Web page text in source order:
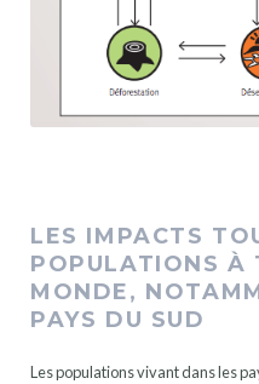
LES IMPACTS
POPULATIONS À
MONDE,
PAYS DU SUD
Les populations vivant dans les